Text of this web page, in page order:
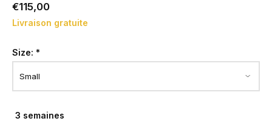
€115,00
Livraison gratuite
Size: *
3 semaines